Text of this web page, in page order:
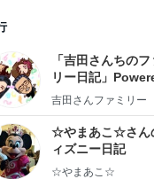
「吉田さんちの
リー日記」
y Ameba 吉田さ
ログ
吉田さんファミリー
☆やまあこ☆さん
ィズニー日記
☆やまあこ☆